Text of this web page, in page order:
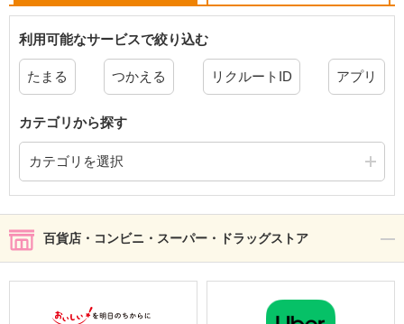
利用可能なサービスで絞り込む
たまる つかえる リクルートID アプリ
カテゴリから探す
カテゴリを選択
百貨店・コンビニ・スーパー・ドラッグストア